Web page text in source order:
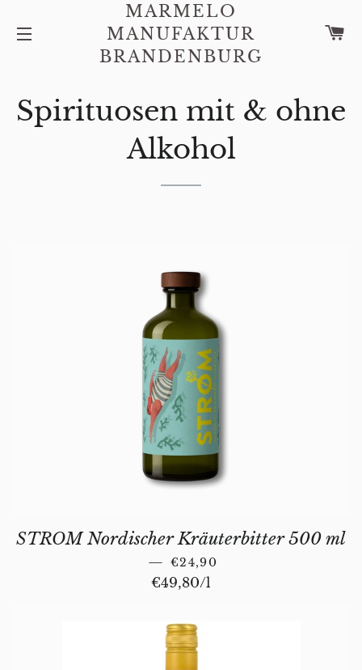
SEITENNAVIGATION
MARMELO
MANUFAKTUR
BRANDENBURG
Spirituosen mit & ohne
Alkohol
STROM Nordischer Kräuterbitter 500 ml
— NORMALER PREIS
€24,90
Stückpreis
€49,80/pro
l